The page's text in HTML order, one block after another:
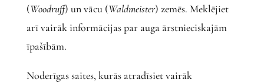
(Woodruff) un vācu (Waldmeister) zemēs. Meklējiet
arī vairāk informācijas par auga ārstnieciskajām
īpašībām.
Noderīgas saites, kurās atradīsiet vairāk